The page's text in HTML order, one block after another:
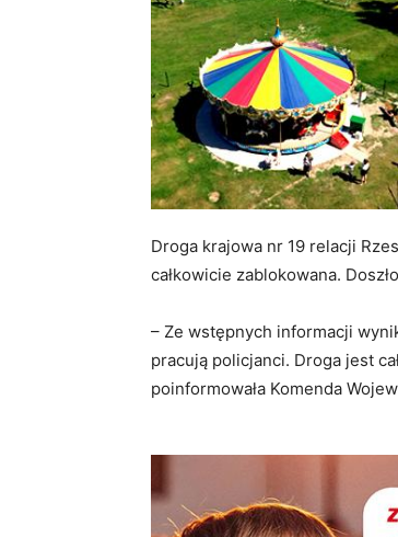
Droga krajowa nr 19 relacji
całkowicie zablokowana.
– Ze wstępnych informacji
pracują policjanci. Droga jest
poinformowała Komenda